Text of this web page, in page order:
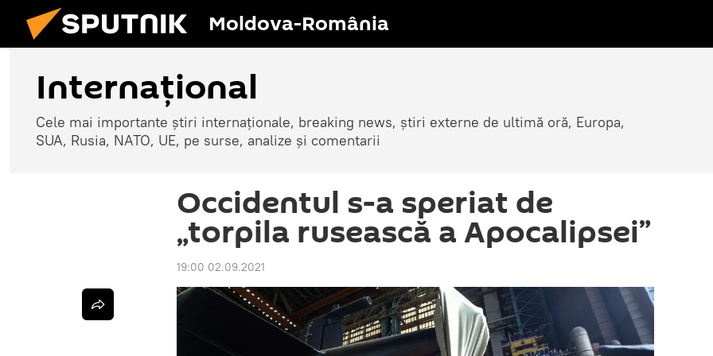
Moldova-România
Internaţional
Cele mai importante știri internaționale, breaking news, știri externe de ultimă oră, Europa,
SUA, Rusia, NATO, UE, pe surse, analize și comentarii
Occidentul s-a speriat de
„torpila rusească a Apocalipsei”
19:00 02.09.2021